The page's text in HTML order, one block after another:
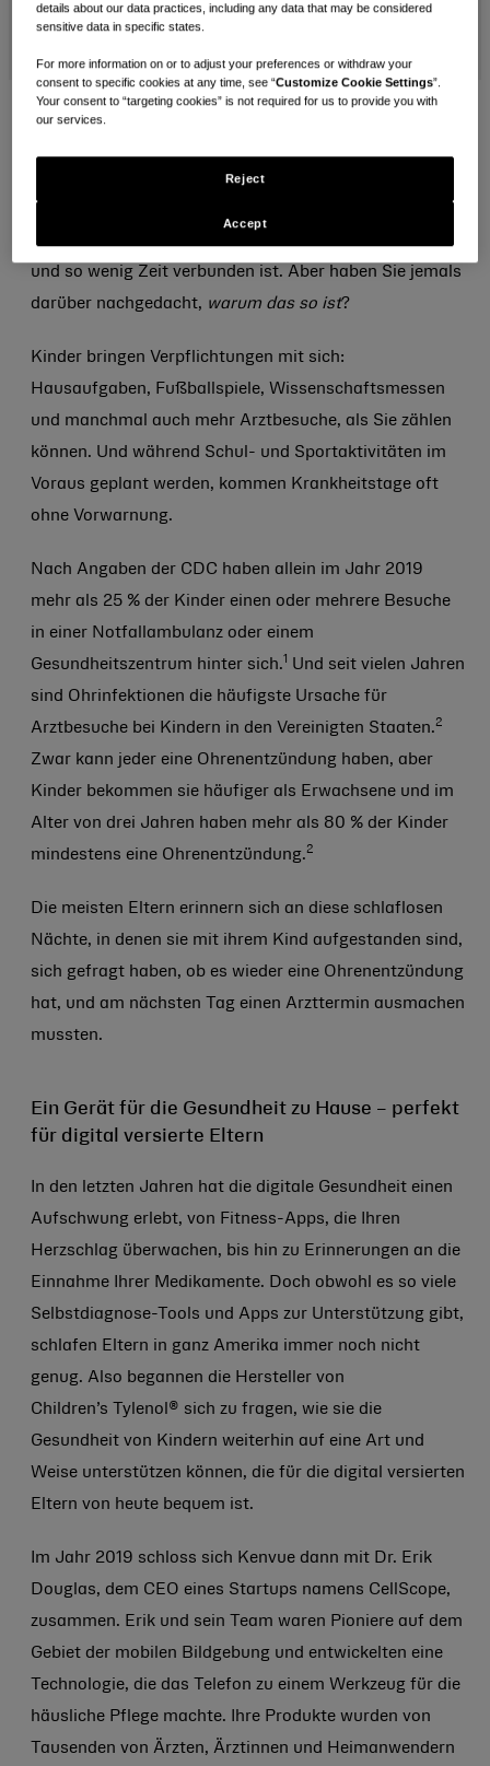
So viel Kindererziehung, so wenig Zeit
Es wird oft gesagt, dass die Elternschaft die Erfahrung
und so wenig Zeit verbunden ist. Aber haben Sie jemals
darüber nachgedacht, warum das so ist?
Kinder bringen Verpflichtungen mit sich:
Hausaufgaben, Fußballspiele, Wissenschaftsmessen
und manchmal auch mehr Arztbesuche, als Sie zählen
können. Und während Schul- und Sportaktivitäten im
Voraus geplant werden, kommen Krankheitstage oft
ohne Vorwarnung.
Nach Angaben der CDC haben allein im Jahr 2019
mehr als 25 % der Kinder einen oder mehrere Besuche
in einer Notfallambulanz oder einem
Gesundheitszentrum hinter sich.1 Und seit vielen Jahren
sind Ohrinfektionen die häufigste Ursache für
Arztbesuche bei Kindern in den Vereinigten Staaten.2
Zwar kann jeder eine Ohrenentzündung haben, aber
Kinder bekommen sie häufiger als Erwachsene und im
Alter von drei Jahren haben mehr als 80 % der Kinder
mindestens eine Ohrenentzündung.2
Die meisten Eltern erinnern sich an diese schlaflosen
Nächte, in denen sie mit ihrem Kind aufgestanden sind,
sich gefragt haben, ob es wieder eine Ohrenentzündung
hat, und am nächsten Tag einen Arzttermin ausmachen
mussten.
Ein Gerät für die Gesundheit zu Hause – perfekt
für digital versierte Eltern
In den letzten Jahren hat die digitale Gesundheit einen
Aufschwung erlebt, von Fitness-Apps, die Ihren
Herzschlag überwachen, bis hin zu Erinnerungen an die
Einnahme Ihrer Medikamente. Doch obwohl es so viele
Selbstdiagnose-Tools und Apps zur Unterstützung gibt,
schlafen Eltern in ganz Amerika immer noch nicht
genug. Also begannen die Hersteller von
Children’s Tylenol® sich zu fragen, wie sie die
Gesundheit von Kindern weiterhin auf eine Art und
Weise unterstützen können, die für die digital versierten
Eltern von heute bequem ist.
Im Jahr 2019 schloss sich Kenvue dann mit Dr. Erik
Douglas, dem CEO eines Startups namens CellScope,
zusammen. Erik und sein Team waren Pioniere auf dem
Gebiet der mobilen Bildgebung und entwickelten eine
Technologie, die das Telefon zu einem Werkzeug für die
häusliche Pflege machte. Ihre Produkte wurden von
Tausenden von Ärzten, Ärztinnen und Heimanwendern
details about our data practices, including any data that may be considered
sensitive data in specific states.
For more information on or to adjust your preferences or withdraw your
consent to specific cookies at any time, see “Customize Cookie Settings”.
Your consent to “targeting cookies” is not required for us to provide you with
our services.
Reject
Accept